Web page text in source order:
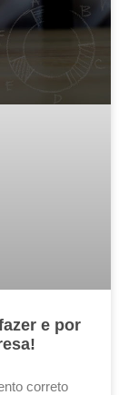
e por
correto